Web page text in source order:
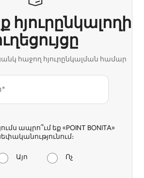
հաջող հյուրընկալման համար
ապրո՞ւմ եք «POINT BONITA»
Այո Ոչ